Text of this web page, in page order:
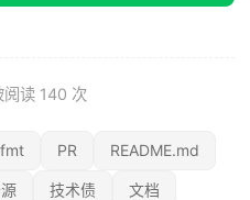
读 140 次
PR README.md
技术债 文档